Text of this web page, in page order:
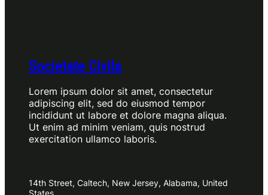
Societate Civila
Lorem ipsum dolor sit amet, consectetur
adipiscing elit, sed do eiusmod tempor
incididunt ut labore et dolore magna aliqua.
Ut enim ad minim veniam, quis nostrud
exercitation ullamco laboris.
14th Street, Caltech, New Jersey, Alabama, United
States